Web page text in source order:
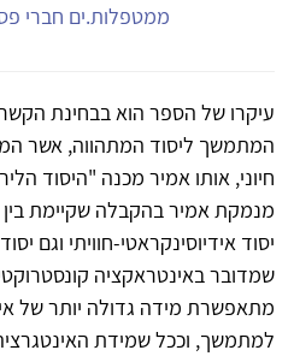
ממטפלות.ים חברי
עיקרו של הספר הוא בבחינת
המתמשך ליסוד המתהווה, אשר
חיוני, אותו אמיר מכנה "היסוד
מנמקת אמיר בהקבלה שקיימת
יסוד אידיוסינקראטי-חוויתי וגם
שמדובר באינטראקציה
מתאפשרת מידה גדולה יותר של
למתמשך, וככל שמידת